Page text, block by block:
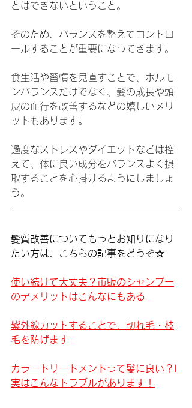
とはできないということ。
そのため、バランスを整えてコントロ
ールすることが重要になってきます。
食生活や習慣を見直すことで、ホルモ
ンバランスだけでなく、髪の成長や頭
皮の血行を改善するなどの嬉しいメリ
ットもあります。
過度なストレスやダイエットなどは控
えて、体に良い成分をバランスよく摂
取することを心掛けるようにしましょ
う。
髪質改善についてもっとお知りになり
たい方は、こちらの記事をどうぞ☆
使い続けて大丈夫？市販のシャンプー
のデメリットはこんなにもある
紫外線カットすることで、切れ毛・枝
毛を防げます
カラートリートメントって髪に良い？I
実はこんなトラブルがあります！